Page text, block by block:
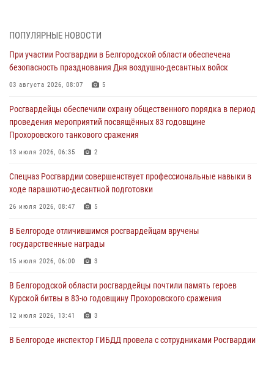
Росгвардейцы спасли раненого при атаке FPV-дрона ВСУ жителя
белгородского приграничья
За неделю белгородские росгвардейцы пресекли свыше 130
правонарушений
04 августа 2026, 06:03
Сотрудники Росгвардии задержали подозреваемую в краже
товаров из гипермаркета в Белгороде
03 августа 2026, 13:29
«Я расскажу вам о Герое»: история подполковника милиции в
отставке Виктора Хайрулика (видео)
03 августа 2026, 10:37
ПОПУЛЯРНЫЕ НОВОСТИ
При участии Росгвардии в Белгородской области обеспечена
безопасность празднования Дня воздушно-десантных войск
03 августа 2026, 08:07 5
Росгвардейцы обеспечили охрану общественного порядка в период
проведения мероприятий посвящённых 83 годовщине
Прохоровского танкового сражения
13 июля 2026, 06:35 2
Спецназ Росгвардии совершенствует профессиональные навыки в
ходе парашютно-десантной подготовки
26 июля 2026, 08:47 5
В Белгороде отличившимся росгвардейцам вручены
государственные награды
15 июля 2026, 06:00 3
В Белгородской области росгвардейцы почтили память героев
Курской битвы в 83-ю годовщину Прохоровского сражения
12 июля 2026, 13:41 3
В Белгороде инспектор ГИБДД провела с сотрудниками Росгвардии